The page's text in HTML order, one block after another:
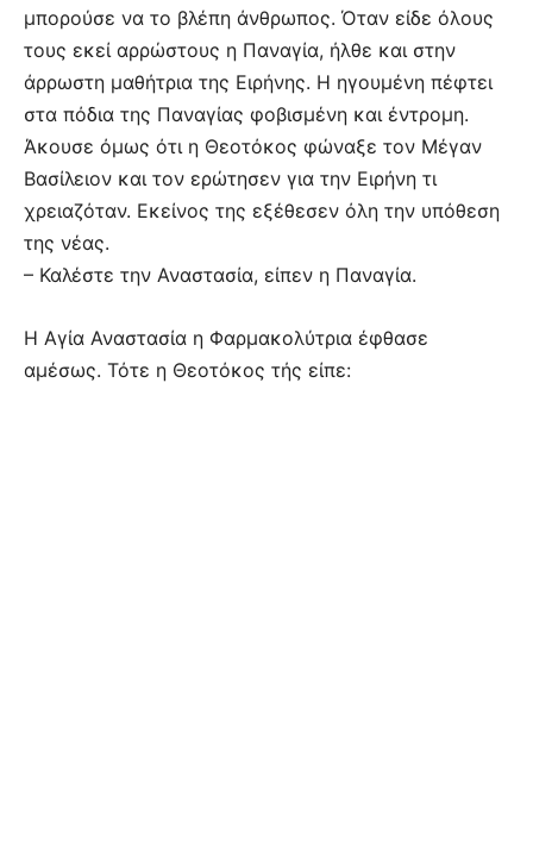
μπορούσε να το βλέπη άνθρωπος. Όταν είδε όλους
τους εκεί αρρώστους η Παναγία, ήλθε και στην
άρρωστη μαθήτρια της Ειρήνης. Η ηγουμένη πέφτει
στα πόδια της Παναγίας φοβισμένη και έντρομη.
Άκουσε όμως ότι η Θεοτόκος φώναξε τον Μέγαν
Βασίλειον και τον ερώτησεν για την Ειρήνη τι
χρειαζόταν. Εκείνος της εξέθεσεν όλη την υπόθεση
της νέας.
– Καλέστε την Αναστασία, είπεν η Παναγία.
Η Αγία Αναστασία η Φαρμακολύτρια έφθασε
αμέσως. Τότε η Θεοτόκος τής είπε: